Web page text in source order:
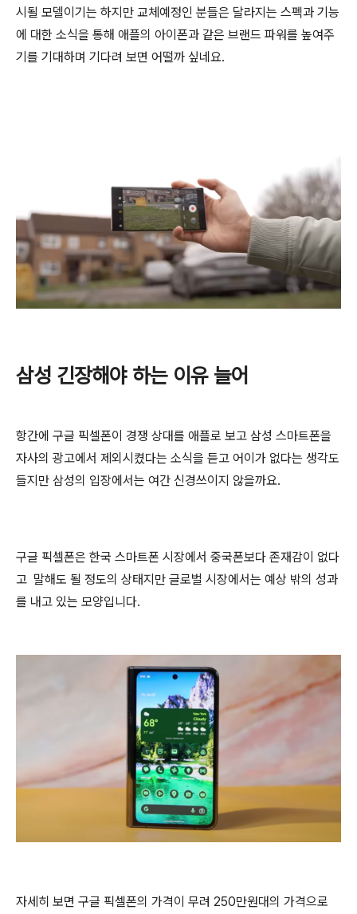
시될 모델이기는 하지만 교체예정인 분들은 달라지는 스펙과 기능
에 대한 소식을 통해 애플의 아이폰과 같은 브랜드 파워를 높여주
기를 기대하며 기다려 보면 어떨까 싶네요.
삼성 긴장해야 하는 이유 늘어
항간에 구글 픽셀폰이 경쟁 상대를 애플로 보고 삼성 스마트폰을
자사의 광고에서 제외시켰다는 소식을 듣고 어이가 없다는 생각도
들지만 삼성의 입장에서는 여간 신경쓰이지 않을까요.
구글 픽셀폰은 한국 스마트폰 시장에서 중국폰보다 존재감이 없다
고 말해도 될 정도의 상태지만 글로벌 시장에서는 예상 밖의 성과
를 내고 있는 모양입니다.
자세히 보면 구글 픽셀폰의 가격이 무려 250만원대의 가격으로